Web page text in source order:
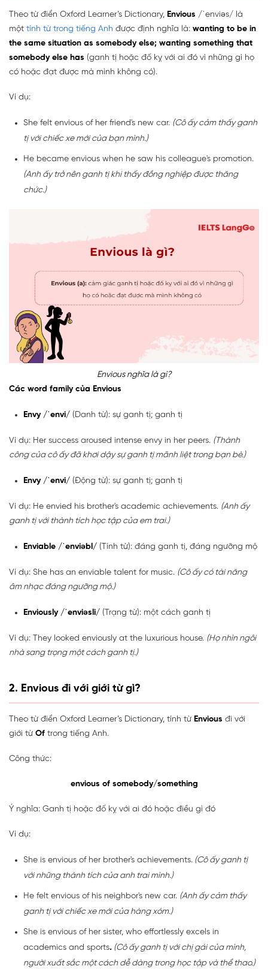
Theo từ điển Oxford Learner’s Dictionary, Envious /ˈenviəs/ là
một tính từ trong tiếng Anh được định nghĩa là: wanting to be in
the same situation as somebody else; wanting something that
somebody else has (ganh tị hoặc đố kỵ với ai đó vì những gì họ
có hoặc đạt được mà mình không có).
Ví dụ:
She felt envious of her friend's new car. (Cô ấy cảm thấy ganh
tị với chiếc xe mới của bạn mình.)
He became envious when he saw his colleague's promotion.
(Anh ấy trở nên ganh tị khi thấy đồng nghiệp được thăng
chức.)
Envious nghĩa là gì?
Các word family của Envious
Envy /ˈenvi/ (Danh từ): sự ganh tị; ganh tị
Ví dụ: Her success aroused intense envy in her peers. (Thành
công của cô ấy đã khơi dậy sự ganh tị mãnh liệt trong bạn bè.)
Envy /ˈenvi/ (Động từ): sự ganh tị; ganh tị
Ví dụ: He envied his brother's academic achievements. (Anh ấy
ganh tị với thành tích học tập của em trai.)
Enviable /ˈenviəbl/ (Tính từ): đáng ganh tị, đáng ngưỡng mộ
Ví dụ: She has an enviable talent for music. (Cô ấy có tài năng
âm nhạc đáng ngưỡng mộ.)
Enviously /ˈenviəsli/ (Trạng từ): một cách ganh tị
Ví dụ: They looked enviously at the luxurious house. (Họ nhìn ngôi
nhà sang trọng một cách ganh tị.)
2. Envious đi với giới từ gì?
Theo từ điển Oxford Learner’s Dictionary, tính từ Envious đi với
giới từ Of trong tiếng Anh.
Công thức:
envious of somebody/something
Ý nghĩa: Ganh tị hoặc đố kỵ với ai đó hoặc điều gì đó
Ví dụ:
She is envious of her brother's achievements. (Cô ấy ganh tị
với những thành tích của anh trai mình.)
He felt envious of his neighbor's new car. (Anh ấy cảm thấy
ganh tị với chiếc xe mới của hàng xóm.)
She is envious of her sister, who effortlessly excels in
academics and sports. (Cô ấy ganh tị với chị gái của mình,
người xuất sắc một cách dễ dàng trong học tập và thể thao.)